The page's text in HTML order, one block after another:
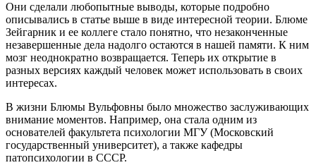
Они сделали любопытные выводы, которые подробно
описывались в статье выше в виде интересной теории. Блюме
Зейгарник и ее коллеге стало понятно, что незаконченные
незавершенные дела надолго остаются в нашей памяти. К ним
мозг неоднократно возвращается. Теперь их открытие в
разных версиях каждый человек может использовать в своих
интересах.
В жизни Блюмы Вульфовны было множество заслуживающих
внимание моментов. Например, она стала одним из
основателей факультета психологии МГУ (Московский
государственный университет), а также кафедры
патопсихологии в СССР.